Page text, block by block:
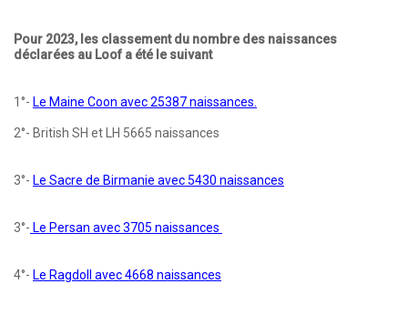
Pour 2023, les classement du nombre des naissances
déclarées au Loof a été le suivant
1°- Le Maine Coon avec 25387 naissances.
2°- British SH et LH 5665 naissances
3°- Le Sacre de Birmanie avec 5430 naissances
3°- Le Persan avec 3705 naissances
4°- Le Ragdoll avec 4668 naissances